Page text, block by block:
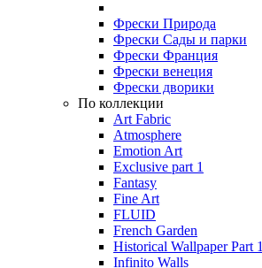
Фрески Природа
Фрески Сады и парки
Фрески Франция
Фрески венеция
Фрески дворики
По коллекции
Art Fabric
Atmosphere
Emotion Art
Exclusive part 1
Fantasy
Fine Art
FLUID
French Garden
Historical Wallpaper Part 1
Infinito Walls